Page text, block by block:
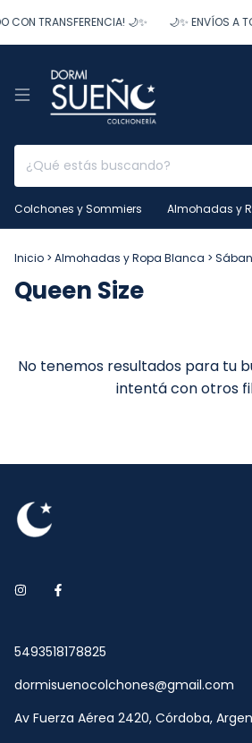
CON TRANSFERENCIA! 🌙✨ 🌙✨ ENVÍOS A
Colchones y Sommiers Almohadas y
Inicio > Almohadas y Ropa Blanca >
Queen Size
No tenemos resultados para tu
intentá con otros
5493518178825
dormisuenocolchones@gmail.com
Av Fuerza Aérea 2420, Córdoba,